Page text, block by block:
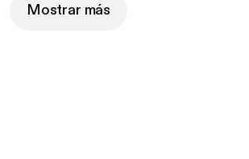
Mostrar más